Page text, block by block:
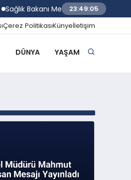
Bakanı Memişoğlu İzmir Biyotıp
23:49:06
Çerez PolitikasıKünyeİletişim
DÜNYA YAŞAM